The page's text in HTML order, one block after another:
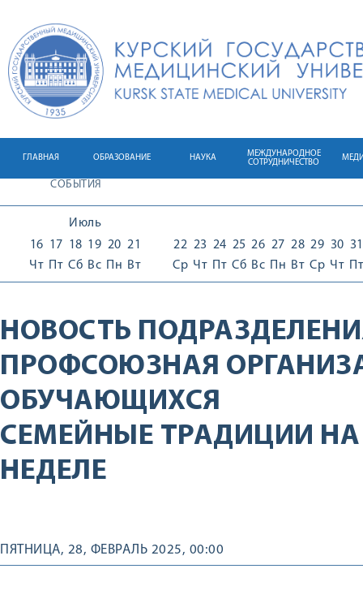
ГЛАВНАЯ ОБРАЗОВАНИЕ НАУКА
МЕЖДУНАРОДНОЕ
СОТРУДНИЧЕСТВО
СОБЫТИЯ
Июль
16
Чт
17
Пт
18
Сб
19
Вс
20
Пн
21
Вт
22
Ср
23
Чт
24
Пт
25
Сб
26
Вс
27
Пн
28
Вт
29
Ср
30
Чт
31
Пт
НОВОСТЬ
ПРОФСОЮЗНАЯ
ОБУЧАЮЩИХСЯ
СЕМЕЙНЫЕ ТРАДИЦИИ
НЕДЕЛЕ
ПЯТНИЦА, 28, ФЕВРАЛЬ 2025, 00:00